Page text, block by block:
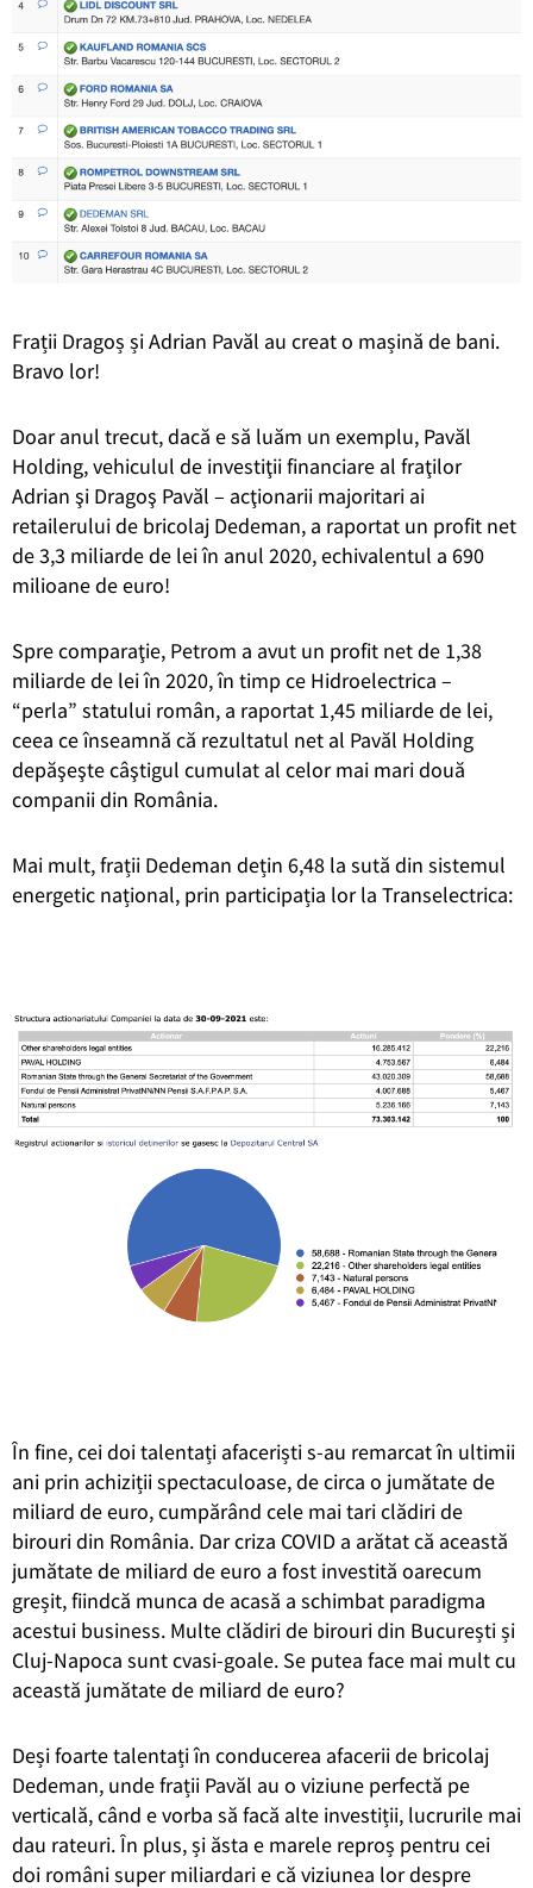
Frații Dragoș și Adrian Pavăl au creat o mașină de bani.
Bravo lor!
Doar anul trecut, dacă e să luăm un exemplu, Pavăl
Holding, vehiculul de investiţii financiare al fraţilor
Adrian şi Dragoş Pavăl – acţionarii majoritari ai
retailerului de bricolaj Dedeman, a raportat un profit net
de 3,3 miliarde de lei în anul 2020, echivalentul a 690
milioane de euro!
Spre comparaţie, Petrom a avut un profit net de 1,38
miliarde de lei în 2020, în timp ce Hidroelectrica –
“perla” statului român, a raportat 1,45 miliarde de lei,
ceea ce înseamnă că rezultatul net al Pavăl Holding
depăşeşte câştigul cumulat al celor mai mari două
companii din România.
Mai mult, frații Dedeman dețin 6,48 la sută din sistemul
energetic național, prin participația lor la Transelectrica:
În fine, cei doi talentați afaceriști s-au remarcat în ultimii
ani prin achiziții spectaculoase, de circa o jumătate de
miliard de euro, cumpărând cele mai tari clădiri de
birouri din România. Dar criza COVID a arătat că această
jumătate de miliard de euro a fost investită oarecum
greșit, fiindcă munca de acasă a schimbat paradigma
acestui business. Multe clădiri de birouri din București și
Cluj-Napoca sunt cvasi-goale. Se putea face mai mult cu
această jumătate de miliard de euro?
Deși foarte talentați în conducerea afacerii de bricolaj
Dedeman, unde frații Pavăl au o viziune perfectă pe
verticală, când e vorba să facă alte investiții, lucrurile mai
dau rateuri. În plus, și ăsta e marele reproș pentru cei
doi români super miliardari e că viziunea lor despre